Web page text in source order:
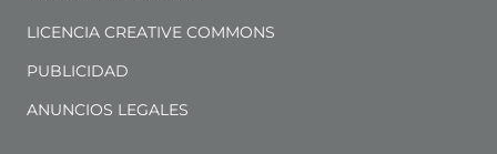
LICENCIA CREATIVE COMMONS
PUBLICIDAD
ANUNCIOS LEGALES